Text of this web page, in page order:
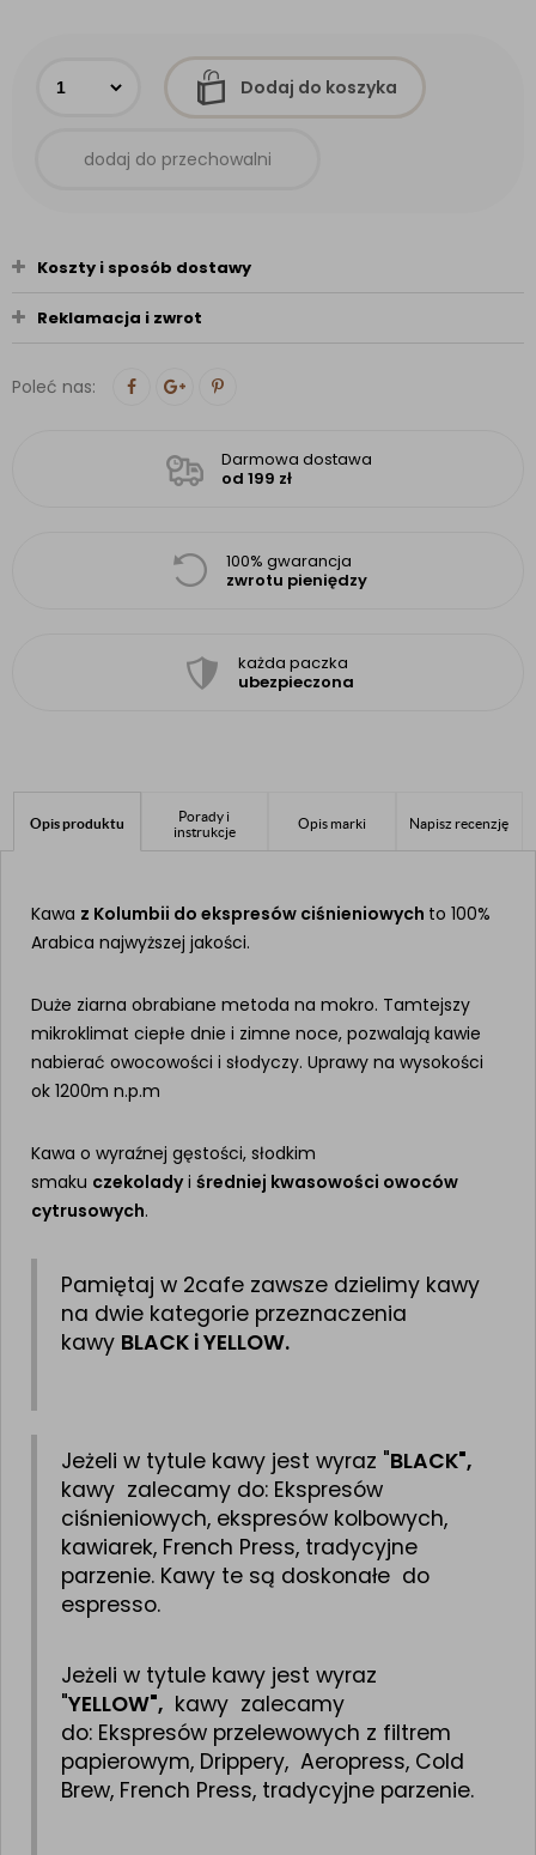
Dodaj do koszyka
dodaj do przechowalni
Koszty i sposób dostawy
Reklamacja i zwrot
Poleć nas:
Darmowa dostawa
od 199 zł
100% gwarancja
zwrotu pieniędzy
każda paczka
ubezpieczona
Opis produktu
Porady i
instrukcje
Opis marki Napisz recenzję
Kawa z Kolumbii do ekspresów ciśnieniowych to 100%
Arabica najwyższej jakości.
Duże ziarna obrabiane metoda na mokro. Tamtejszy
mikroklimat ciepłe dnie i zimne noce, pozwalają kawie
nabierać owocowości i słodyczy. Uprawy na wysokości
ok 1200m n.p.m
Kawa o wyraźnej gęstości, słodkim
smaku czekoladyi średniej kwasowości owoców
cytrusowych.
Pamiętaj w 2cafe zawsze dzielimy kawy
na dwie kategorie przeznaczenia
kawy BLACK i YELLOW.
Jeżeli w tytule kawy jest wyraz "BLACK",
kawy zalecamy do: Ekspresów
ciśnieniowych, ekspresów kolbowych,
kawiarek, French Press, tradycyjne
parzenie. Kawy te są doskonałe do
espresso.
Jeżeli w tytule kawy jest wyraz
"YELLOW", kawy zalecamy
do: Ekspresów przelewowych z filtrem
papierowym, Drippery, Aeropress, Cold
Brew, French Press, tradycyjne parzenie.